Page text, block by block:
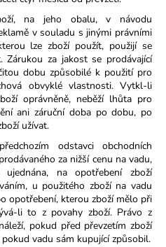
na jeho obalu, v návodu
v souladu s jinými právními
lze zboží použít, použijí se
Zárukou za jakost se prodávající
dobu způsobilé k použití pro
obvyklé vlastnosti. Vytkl-li
oprávněně, neběží lhůta pro
ani záruční doba po dobu, po
užívat.
odstavci obchodních
za nižší cenu na vadu,
na opotřebení zboží
u použitého zboží na vadu
opotřebení, kterou zboží mělo při
li to z povahy zboží. Právo z
pokud před převzetím zboží
vadu sám kupující způsobil.